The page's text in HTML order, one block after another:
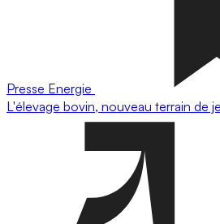
Presse Energie
L'élevage bovin, nouveau terrain de